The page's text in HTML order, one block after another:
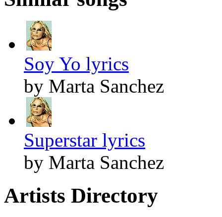
Soy Yo lyrics
by Marta Sanchez
Superstar lyrics
by Marta Sanchez
Artists Directory